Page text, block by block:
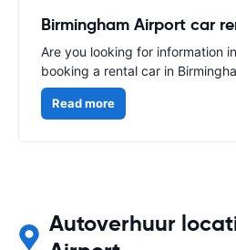
Birmingham Airport car
Are you looking for information
booking a rental car in
Read more
Autoverhuur